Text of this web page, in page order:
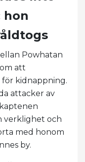
hon
Powhatan
att
kidnappning.
attacker av
verklighet och
med honom
by.